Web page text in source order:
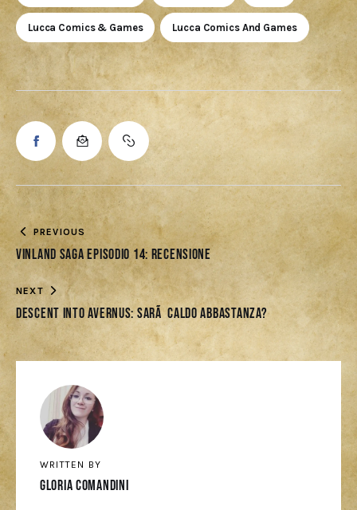
Lucca Comics & Games Lucca Comics And Games
PREVIOUS
Vinland Saga Episodio 14: recensione
NEXT
Descent Into Avernus: sarÃ caldo abbastanza?
WRITTEN BY
Gloria Comandini